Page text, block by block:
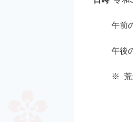
午前の
午後の
※ 荒天